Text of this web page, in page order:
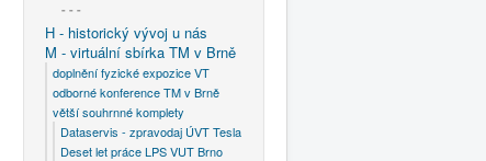
- - -
H - historický vývoj u nás
M - virtuální sbírka TM v Brně
doplnění fyzické expozice VT
odborné konference TM v Brně
větší souhrnné komplety
Dataservis - zpravodaj ÚVT Tesla
Deset let práce LPS VUT Brno